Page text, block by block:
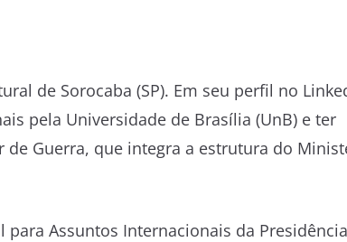
de Sorocaba (SP). Em seu perfil no
pela Universidade de Brasília (UnB) e ter
de Guerra, que integra a estrutura do
Assuntos Internacionais da